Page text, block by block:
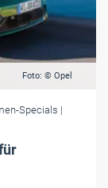
Foto: © Opel
Specials |